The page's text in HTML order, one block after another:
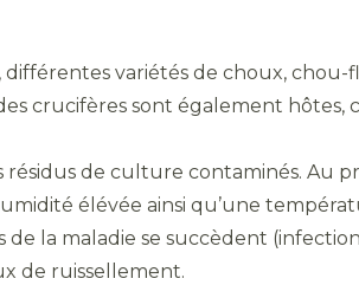
variétés de choux,
crucifères sont également hôtes,
de culture contaminés. Au
élévée ainsi qu’une
la maladie se succèdent
de ruissellement.